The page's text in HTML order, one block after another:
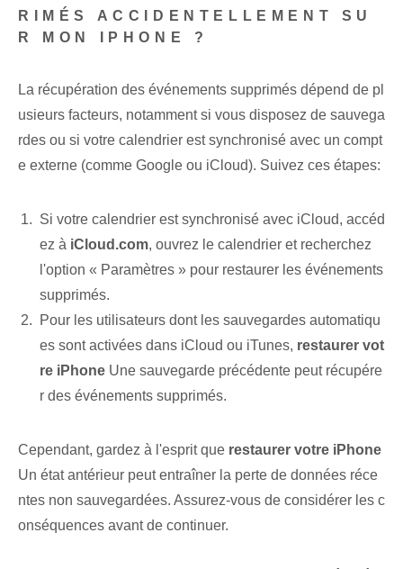
RIMÉS ACCIDENTELLEMENT SU
R MON IPHONE ?
La récupération des événements supprimés dépend de pl
usieurs facteurs, notamment si⁢ vous disposez de sauvega
rdes ou si votre calendrier⁤ est synchronisé avec un compt
e externe (comme Google ou iCloud). Suivez ces étapes:
Si votre calendrier est synchronisé avec iCloud, accéd
ez à iCloud.com, ouvrez le calendrier et recherchez
l'option « Paramètres » pour restaurer les événements
supprimés.
Pour les utilisateurs dont les sauvegardes automatiqu
es sont activées dans iCloud ou iTunes, restaurer vot
re iPhone Une sauvegarde précédente peut récupére
r des événements supprimés.
Cependant, gardez à l'esprit que restaurer votre iPhone
Un état antérieur peut entraîner la perte de données réce
ntes non sauvegardées. Assurez-vous de considérer les c
onséquences avant de continuer.